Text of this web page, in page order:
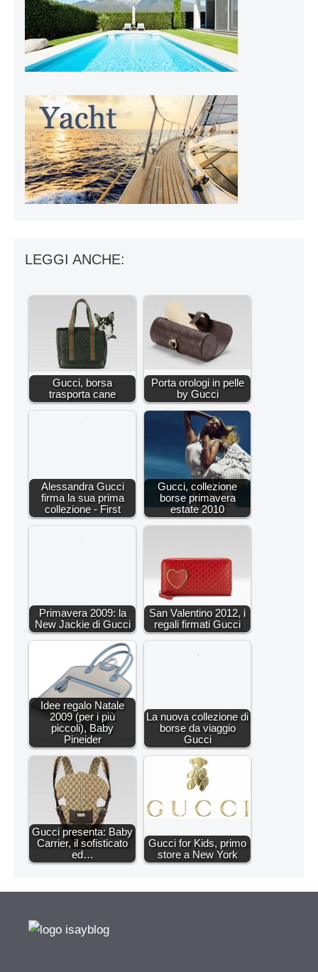
LEGGI ANCHE:
Gucci, borsa
trasporta cane
Porta orologi in pelle
by Gucci
Alessandra Gucci
firma la sua prima
collezione - First
Gucci, collezione
borse primavera
estate 2010
Primavera 2009: la
New Jackie di Gucci
San Valentino 2012, i
regali firmati Gucci
Idee regalo Natale
2009 (per i più
piccoli), Baby
Pineider
La nuova collezione di
borse da viaggio
Gucci
Gucci presenta: Baby
Carrier, il sofisticato
ed…
Gucci for Kids, primo
store a New York